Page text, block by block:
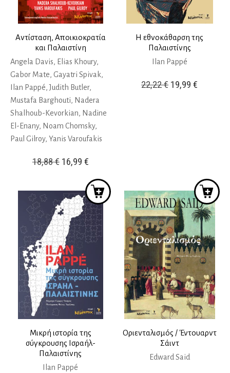
Αντίσταση, Αποικιοκρατία
και Παλαιστίνη
Angela Davis, Elias Khoury,
Gabor Mate, Gayatri Spivak,
Ilan Pappé, Judith Butler,
Mustafa Barghouti, Nadera
Shalhoub-Kevorkian, Nadine
El-Enany, Noam Chomsky,
Paul Gilroy, Yanis Varoufakis
18,88€ Original
was:
18,88 €.
16,99 €Η
τιμή
είναι:
16,99 €.
Η εθνοκάθαρση της
Παλαιστίνης
Ilan Pappé
22,22€ Original
19,99€
Μικρή ιστορία της
σύγκρουσης Ισραήλ-
Παλαιστίνης
Ilan Pappé
Οριενταλισμός / Έντουαρντ
Σάιντ
Edward Said